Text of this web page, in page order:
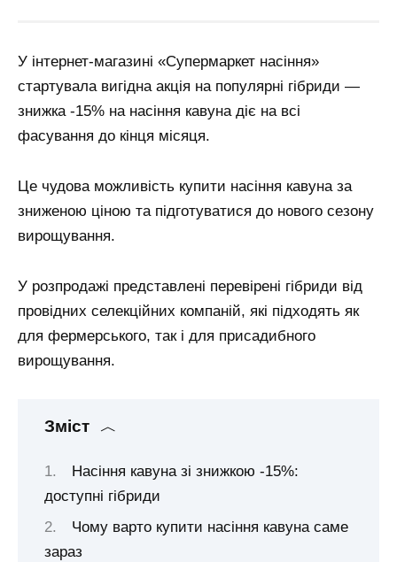
У інтернет-магазині «Супермаркет насіння»
стартувала вигідна акція на популярні гібриди —
знижка -15% на насіння кавуна діє на всі
фасування до кінця місяця.
Це чудова можливість купити насіння кавуна за
зниженою ціною та підготуватися до нового сезону
вирощування.
У розпродажі представлені перевірені гібриди від
провідних селекційних компаній, які підходять як
для фермерського, так і для присадибного
вирощування.
Зміст
Насіння кавуна зі знижкою -15%:
доступні гібриди
Чому варто купити насіння кавуна саме
зараз